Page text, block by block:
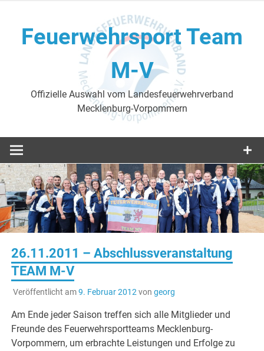
contentFeuerwehrsport Team
M-V
Offizielle Auswahl vom Landesfeuerwehrverband
Mecklenburg-Vorpommern
26.11.2011 – Abschlussveranstaltung
TEAM M-V
Veröffentlicht am9. Februar 2012 von georg
Am Ende jeder Saison treffen sich alle Mitglieder und
Freunde des Feuerwehrsportteams Mecklenburg-
Vorpommern, um erbrachte Leistungen und Erfolge zu